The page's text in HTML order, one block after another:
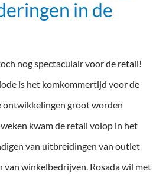
in de
nog spectaculair voor de retail!
is het komkommertijd voor de
ontwikkelingen groot worden
kwam de retail volop in het
van uitbreidingen van outlet
van winkelbedrijven. Rosada wil met